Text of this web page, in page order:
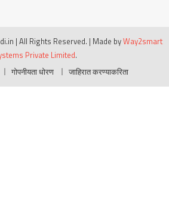
| All Rights Reserved. | Made byWay2smart
Private Limited.
गोपनीयता धोरण जाहिरात करण्याकरिता